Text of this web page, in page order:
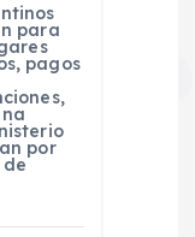
para
pagos
por